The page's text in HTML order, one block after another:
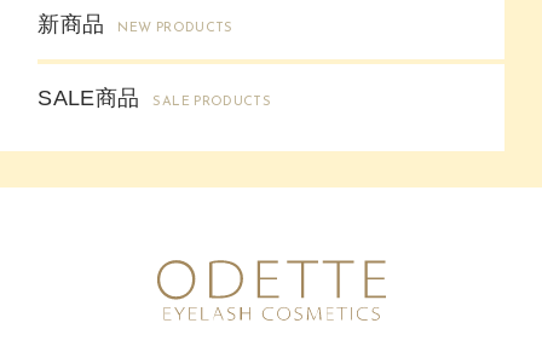
新商品 NEW PRODUCTS
SALE商品 SALE PRODUCTS